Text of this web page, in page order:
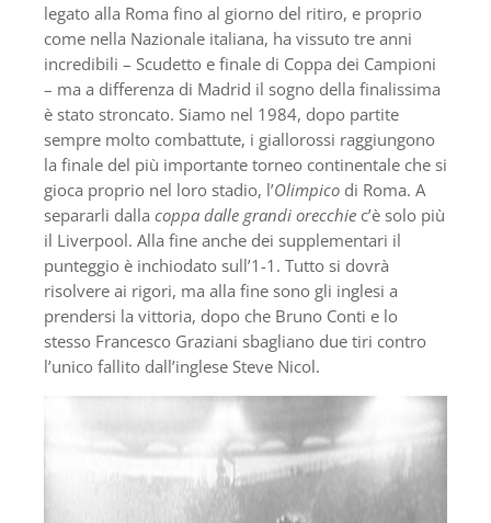
legato alla Roma fino al giorno del ritiro, e proprio
come nella Nazionale italiana, ha vissuto tre anni
incredibili – Scudetto e finale di Coppa dei Campioni
– ma a differenza di Madrid il sogno della finalissima
è stato stroncato. Siamo nel 1984, dopo partite
sempre molto combattute, i giallorossi raggiungono
la finale del più importante torneo continentale che si
gioca proprio nel loro stadio, l’Olimpico di Roma. A
separarli dalla coppa dalle grandi orecchie c’è solo più
il Liverpool. Alla fine anche dei supplementari il
punteggio è inchiodato sull’1-1. Tutto si dovrà
risolvere ai rigori, ma alla fine sono gli inglesi a
prendersi la vittoria, dopo che Bruno Conti e lo
stesso Francesco Graziani sbagliano due tiri contro
l’unico fallito dall’inglese Steve Nicol.